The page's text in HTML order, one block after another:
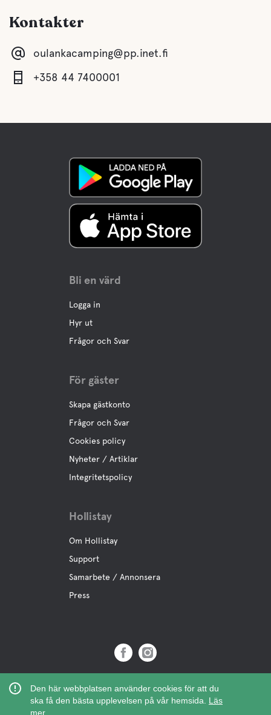
Den här webbplatsen använder cookies för att du
ska få den bästa upplevelsen på vår hemsida. Läs
mer
Kontakter
oulankacamping@pp.inet.fi
+358 44 7400001
Bli en värd
Logga in
Hyr ut
Frågor och Svar
För gäster
Skapa gästkonto
Frågor och Svar
Cookies policy
Nyheter / Artiklar
Integritetspolicy
Hollistay
Om Hollistay
Support
Samarbete / Annonsera
Press
Org.Nr: 559121-9463